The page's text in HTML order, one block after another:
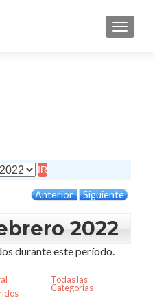
Anterior Siguiente
2022
durante este período.
Todas las
Categorías